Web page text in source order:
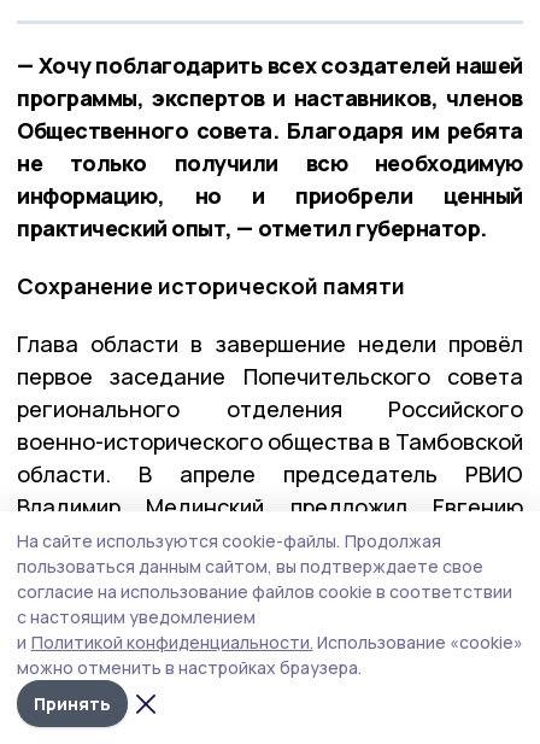
— Хочу поблагодарить всех создателей нашей
программы, экспертов и наставников, членов
Общественного совета. Благодаря им ребята
не только получили всю необходимую
информацию, но и приобрели ценный
практический опыт, — отметил губернатор.
Сохранение исторической памяти
Глава области в завершение недели провёл
первое заседание Попечительского совета
регионального отделения Российского
военно-исторического общества в Тамбовской
области. В апреле председатель РВИО
Владимир Мединский предложил Евгению
Первышову возглавить этот совет.
— Для меня это большая честь и большая
ответственность. Попечительский совет
будет помогать региональному отделению
РВИО решать важнейшие задачи: сохранять
На сайте используются cookie-файлы. Продолжая
пользоваться данным сайтом, вы подтверждаете свое
согласие на использование файлов cookie в соответствии
с настоящим уведомлением
и Политикой конфиденциальности. Использование «cookie»
можно отменить в настройках браузера.
Принять